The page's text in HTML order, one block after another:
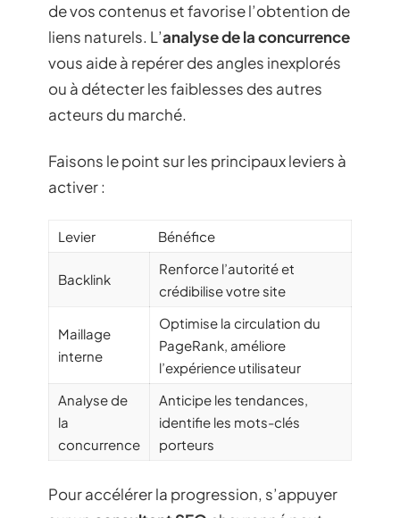
de vos contenus et favorise l’obtention de
liens naturels. L’analyse de la concurrence
vous aide à repérer des angles inexplorés
ou à détecter les faiblesses des autres
acteurs du marché.
Faisons le point sur les principaux leviers à
activer :
Levier Bénéfice
Backlink
Renforce l’autorité et
crédibilise votre site
Maillage
interne
Optimise la circulation du
PageRank, améliore
l’expérience utilisateur
Analyse de
la
concurrence
Anticipe les tendances,
identifie les mots-clés
porteurs
Pour accélérer la progression, s’appuyer